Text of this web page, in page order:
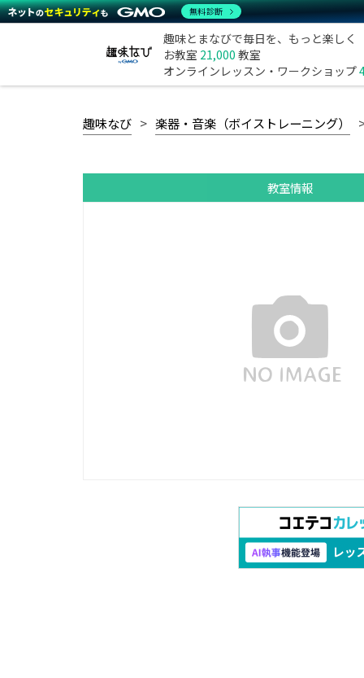
趣味とまなびで毎日を、もっと楽しく
お教室 21,000 教室
オンラインレッスン・ワークショップ
趣味なび 楽器・音楽（ボイストレーニング）
教室情報
無料診断